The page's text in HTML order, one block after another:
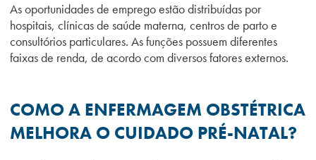
As oportunidades de emprego estão distribuídas por
hospitais, clínicas de saúde materna, centros de parto e
consultórios particulares. As funções possuem diferentes
faixas de renda, de acordo com diversos fatores externos.
COMO A ENFERMAGEM OBSTÉTRICA
MELHORA O CUIDADO PRÉ-NATAL?